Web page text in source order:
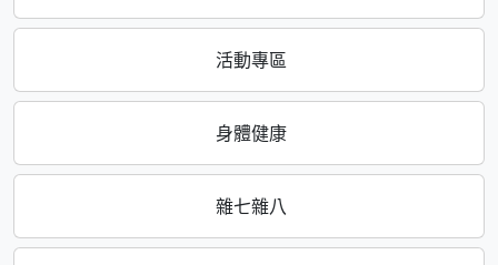
活動專區
身體健康
雜七雜八